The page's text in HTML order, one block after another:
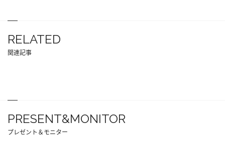
RELATED
関連記事
PRESENT&MONITOR
プレゼント＆モニター